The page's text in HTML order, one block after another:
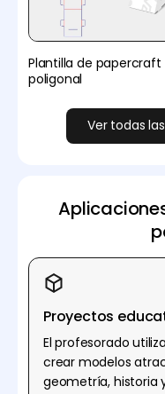
Plantilla de papercraft
poligonal
Ver todas
Proyectos
El profesorado
crear modelos
geometría, historia